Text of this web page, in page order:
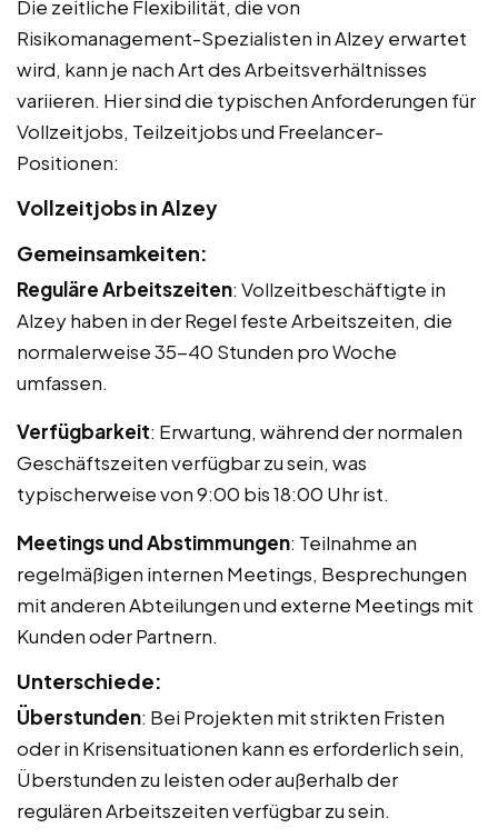
Die zeitliche Flexibilität, die von
Risikomanagement-Spezialisten in Alzey erwartet
wird, kann je nach Art des Arbeitsverhältnisses
variieren. Hier sind die typischen Anforderungen für
Vollzeitjobs, Teilzeitjobs und Freelancer-
Positionen:
Vollzeitjobs in Alzey
Gemeinsamkeiten:
Reguläre Arbeitszeiten: Vollzeitbeschäftigte in
Alzey haben in der Regel feste Arbeitszeiten, die
normalerweise 35-40 Stunden pro Woche
umfassen.
Verfügbarkeit: Erwartung, während der normalen
Geschäftszeiten verfügbar zu sein, was
typischerweise von 9:00 bis 18:00 Uhr ist.
Meetings und Abstimmungen: Teilnahme an
regelmäßigen internen Meetings, Besprechungen
mit anderen Abteilungen und externe Meetings mit
Kunden oder Partnern.
Unterschiede:
Überstunden: Bei Projekten mit strikten Fristen
oder in Krisensituationen kann es erforderlich sein,
Überstunden zu leisten oder außerhalb der
regulären Arbeitszeiten verfügbar zu sein.